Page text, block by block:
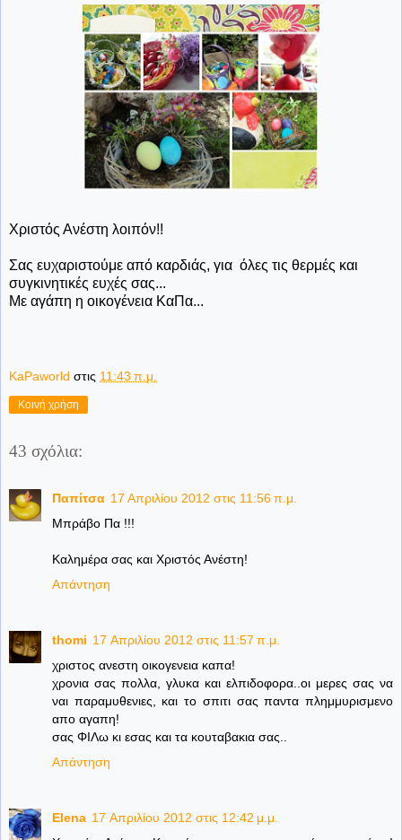
Χριστός Ανέστη λοιπόν!!
Σας ευχαριστούμε από καρδιάς, για όλες τις θερμές και
συγκινητικές ευχές σας...
Με αγάπη η οικογένεια ΚαΠα...
KaPaworld στις 11:43 π.μ.
Κοινή χρήση
43 σχόλια:
Παπίτσα 17 Απριλίου 2012 στις 11:56 π.μ.
Μπράβο Πα !!!
Καλημέρα σας και Χριστός Ανέστη!
Απάντηση
thomi 17 Απριλίου 2012 στις 11:57 π.μ.
χριστος ανεστη οικογενεια καπα!
χρονια σας πολλα, γλυκα και ελπιδοφορα..οι μερες σας να
ναι παραμυθενιες, και το σπιτι σας παντα πλημμυρισμενο
απο αγαπη!
σας ΦΙΛω κι εσας και τα κουταβακια σας..
Απάντηση
Elena 17 Απριλίου 2012 στις 12:42 μ.μ.